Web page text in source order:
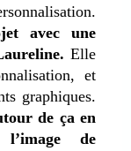
avec une
Elle
et
graphiques.
de ça en
de